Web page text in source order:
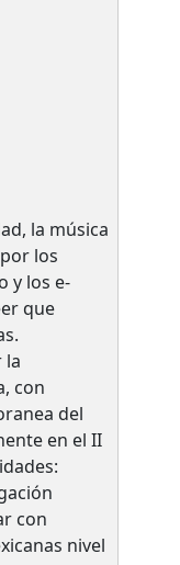
la música
los
y los e-
que
la
con
del
en el II
con
nivel